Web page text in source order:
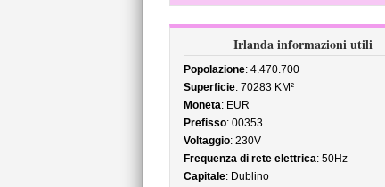
Irlanda informazioni utili
Popolazione: 4.470.700
Superficie: 70283 KM²
Moneta: EUR
Prefisso: 00353
Voltaggio: 230V
Frequenza di rete elettrica: 50Hz
Capitale: Dublino